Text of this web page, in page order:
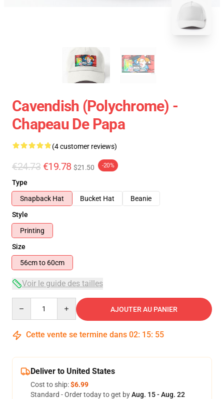
Cavendish (Polychrome) -
Chapeau De Papa
(4 customer reviews)
€24.73 €19.78 $21.50 -20%
Type
Snapback Hat
Bucket Hat
Beanie
Style
Printing
Size
56cm to 60cm
Voir le guide des tailles
AJOUTER AU PANIER
Cette vente se termine dans 02: 15: 54
Deliver to United States
Cost to ship:$6.99
Standard - Order today to get byAug. 15 - Aug. 22